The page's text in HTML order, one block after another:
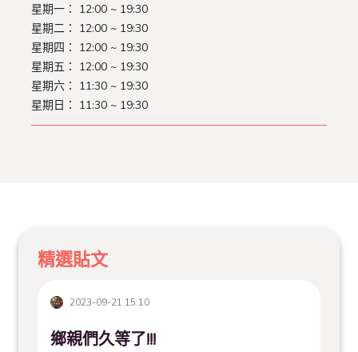
星期一： 12:00 ~ 19:30
星期二： 12:00 ~ 19:30
星期四： 12:00 ~ 19:30
星期五： 12:00 ~ 19:30
星期六： 11:30 ~ 19:30
星期日： 11:30 ~ 19:30
精選貼文
2023-09-21 15:10
鄉親們久等了!!!